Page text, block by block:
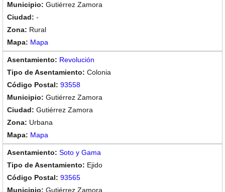
Gutiérrez Zamora
-
Rural
Mapa
Revolución
Colonia
93558
Gutiérrez Zamora
Gutiérrez Zamora
Urbana
Mapa
Soto y Gama
Ejido
93565
Gutiérrez Zamora